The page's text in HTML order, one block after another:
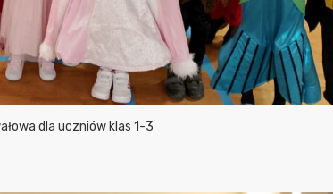
dla uczniów klas 1-3